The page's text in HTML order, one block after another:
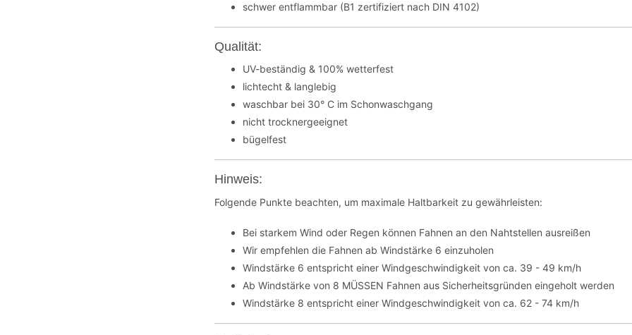
schwer entflammbar (B1 zertifiziert nach DIN 4102)
Qualität:
UV-beständig & 100% wetterfest
lichtecht & langlebig
waschbar bei 30° C im Schonwaschgang
nicht trocknergeeignet
bügelfest
Hinweis:
Folgende Punkte beachten, um maximale Haltbarkeit zu gewährleisten:
Bei starkem Wind oder Regen können Fahnen an den Nahtstellen ausreißen
Wir empfehlen die Fahnen ab Windstärke 6 einzuholen
Windstärke 6 entspricht einer Windgeschwindigkeit von ca. 39 - 49 km/h
Ab Windstärke von 8 MÜSSEN Fahnen aus Sicherheitsgründen eingeholt werden
Windstärke 8 entspricht einer Windgeschwindigkeit von ca. 62 - 74 km/h